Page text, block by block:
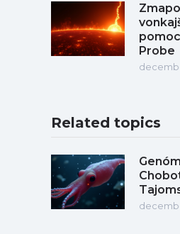
Probe
Related topics